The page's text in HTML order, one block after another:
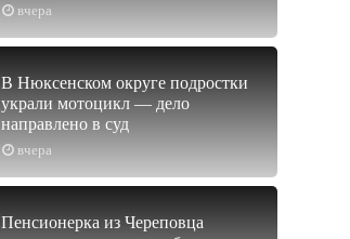
вчера
вчера
В Нюксенском округе подростки
украли мотоцикл — дело
направлено в суд
Пенсионерка из Череповца